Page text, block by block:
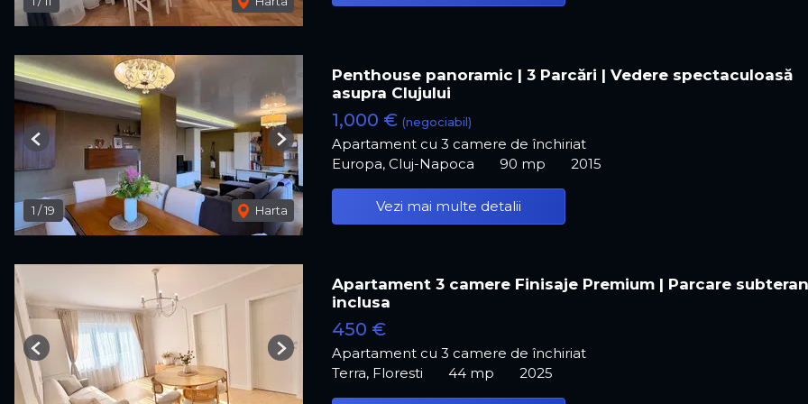
1 /19 Harta
Previous Next
Penthouse panoramic | 3 Parcări | Vedere spectaculoasă
asupra Clujului
1,000 € (negociabil)
Apartament cu 3 camere de închiriat
Europa, Cluj-Napoca
90 mp 2015
Vezi mai multe detalii
Previous Next
Apartament 3 camere Finisaje Premium | Parcare
inclusa
450 €
Apartament cu 3 camere de închiriat
Terra, Floresti
44 mp 2025